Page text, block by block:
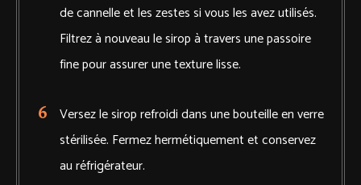
de cannelle et les zestes si vous les avez utilisés.
Filtrez à nouveau le sirop à travers une passoire
fine pour assurer une texture lisse.
Versez le sirop refroidi dans une bouteille en verre
stérilisée. Fermez hermétiquement et conservez
au réfrigérateur.